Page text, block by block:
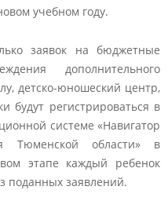
учебном году.
заявок на бюджетные
дополнительного
детско-юношеский центр,
будут регистрироваться в
системе «Навигатор
Тюменской области» в
этапе каждый ребенок
поданных заявлений.